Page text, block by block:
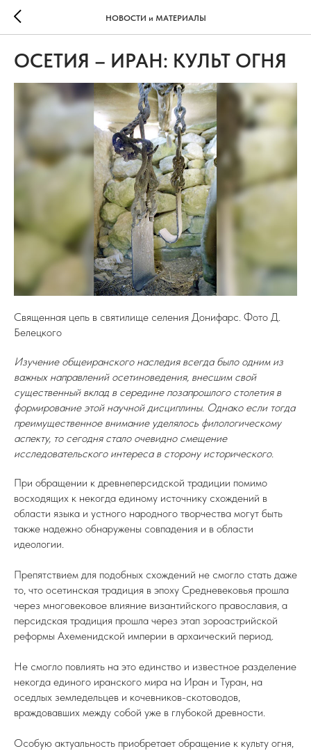
НОВОСТИ и МАТЕРИАЛЫ
ОСЕТИЯ – ИРАН: КУЛЬТ ОГНЯ
Священная цепь в святилище селения Донифарс. Фото Д.
Белецкого
Изучение общеиранского наследия всегда было одним из
важных направлений осетиноведения, внесшим свой
существенный вклад в середине позапрошлого столетия в
формирование этой научной дисциплины. Однако если тогда
преимущественное внимание уделялось филологическому
аспекту, то сегодня стало очевидно смещение
исследовательского интереса в сторону исторического.
При обращении к древнеперсидской традиции помимо
восходящих к некогда единому источнику схождений в
области языка и устного народного творчества могут быть
также надежно обнаружены совпадения и в области
идеологии.
Препятствием для подобных схождений не смогло стать даже
то, что осетинская традиция в эпоху Средневековья прошла
через многовековое влияние византийского православия, а
персидская традиция прошла через этап зороастрийской
реформы Ахеменидской империи в архаический период.
Не смогло повлиять на это единство и известное разделение
некогда единого иранского мира на Иран и Туран, на
оседлых земледельцев и кочевников-скотоводов,
враждовавших между собой уже в глубокой древности.
Особую актуальность приобретает обращение к культу огня,